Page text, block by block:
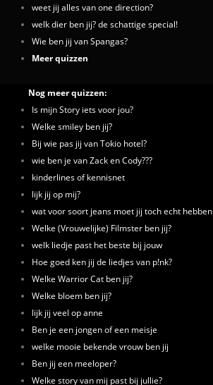
weet jij alles van one direction?
welk dier ben jij? de schattige special!
Wie ben jij van Spangas?
Meer quizzen
Nog meer quizzen:
Is mijn Story iets voor jou?
Welke smiley ben jij?
Bij wie pas jij van Tokio hotel?
wie ben je van Zack en Cody???
kinderlines of kennisnet
lijk jij op mij?
wat voor soort jeans moet jij toch echt hebben
Welke (Vrouwelijke) Filmster ben jij?
welk liedje past het beste bij jouw
Hoe goed ken jij de liedjes van p!nk?
Welke Warrior Cat ben jij?
Welke bloem ben jij?
lijk jij veel op anne
Ben je een jongen of een meisje
welke mooie bekende vrouw ben jij
Ben jij een meeloper?
Welke story van mij past bij jullie?